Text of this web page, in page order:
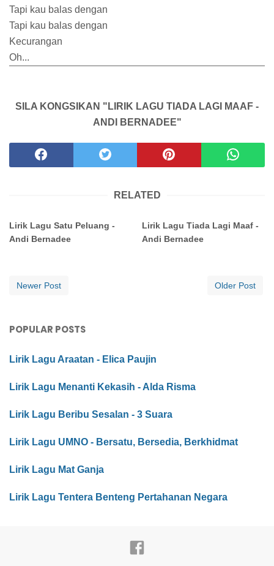
Tapi kau balas dengan
Tapi kau balas dengan
Kecurangan
Oh...
SILA KONGSIKAN "LIRIK LAGU TIADA LAGI MAAF -
ANDI BERNADEE"
RELATED
Lirik Lagu Satu Peluang -
Andi Bernadee
Lirik Lagu Tiada Lagi Maaf -
Andi Bernadee
Newer Post Older Post
POPULAR POSTS
Lirik Lagu Araatan - Elica Paujin
Lirik Lagu Menanti Kekasih - Alda Risma
Lirik Lagu Beribu Sesalan - 3 Suara
Lirik Lagu UMNO - Bersatu, Bersedia, Berkhidmat
Lirik Lagu Mat Ganja
Lirik Lagu Tentera Benteng Pertahanan Negara